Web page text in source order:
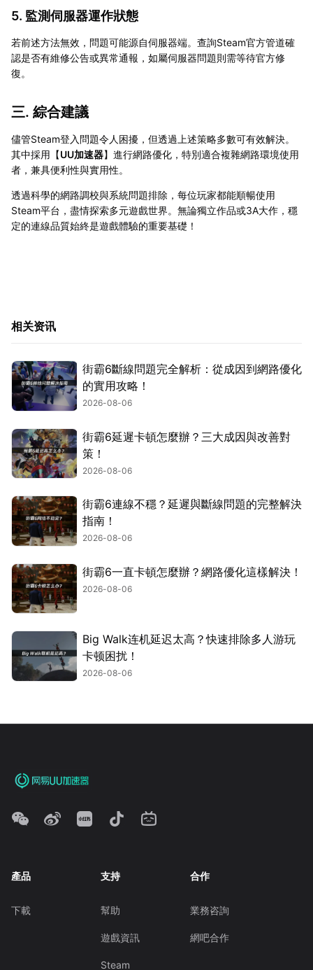
5. 監測伺服器運作狀態
若前述方法無效，問題可能源自伺服器端。查詢Steam官方管道確
認是否有維修公告或異常通報，如屬伺服器問題則需等待官方修
復。
三. 綜合建議
儘管Steam登入問題令人困擾，但透過上述策略多數可有效解決。
其中採用【UU加速器】進行網路優化，特別適合複雜網路環境使用
者，兼具便利性與實用性。
透過科學的網路調校與系統問題排除，每位玩家都能順暢使用
Steam平台，盡情探索多元遊戲世界。無論獨立作品或3A大作，穩
定的連線品質始終是遊戲體驗的重要基礎！
相关资讯
街霸6斷線問題完全解析：從成因到網路優化
的實用攻略！
2026-08-06
街霸6延遲卡頓怎麼辦？三大成因與改善對
策！
2026-08-06
街霸6連線不穩？延遲與斷線問題的完整解決
指南！
2026-08-06
街霸6一直卡頓怎麼辦？網路優化這樣解決！
2026-08-06
Big Walk连机延迟太高？快速排除多人游玩
卡顿困扰！
2026-08-06
產品
下載
支持
幫助
遊戲資訊
Steam
合作
業務咨詢
網吧合作